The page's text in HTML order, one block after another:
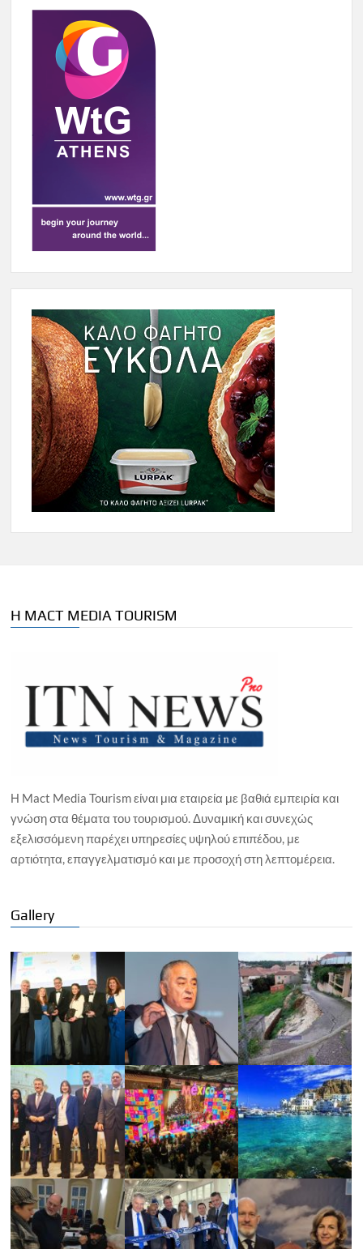
Η MACT MEDIA TOURISM
Η Mact Media Tourism είναι μια εταιρεία με βαθιά εμπειρία και
γνώση στα θέματα του τουρισμού. Δυναμική και συνεχώς
εξελισσόμενη παρέχει υπηρεσίες υψηλού επιπέδου, με
αρτιότητα, επαγγελματισμό και με προσοχή στη λεπτομέρεια.
Gallery